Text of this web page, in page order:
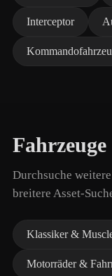
Interceptor
Durchsuche
breitere Asset-
Klassiker &
Motorräder &